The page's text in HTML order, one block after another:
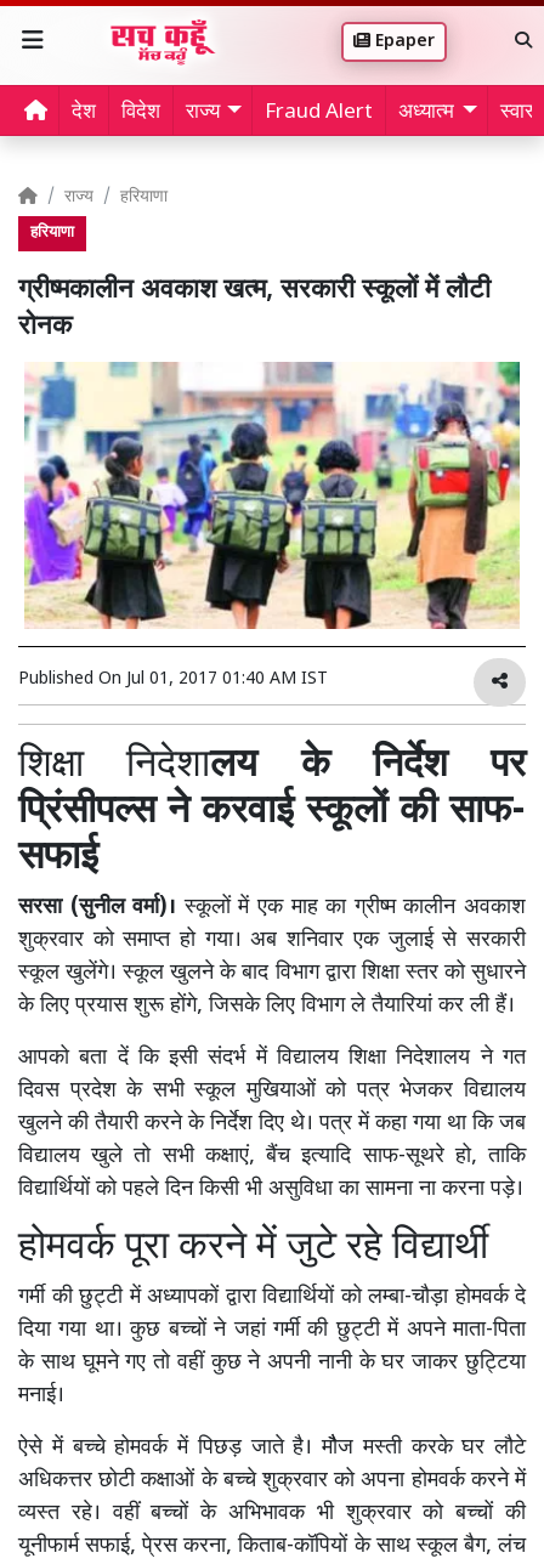
Epaper
देश विदेश राज्य Fraud Alert अध्यात्म
राज्य हरियाणा
हरियाणा
ग्रीष्मकालीन अवकाश खत्म, सरकारी स्कूलों में लौटी
रोनक
Published On Jul 01, 2017 01:40 AM IST
शिक्षा निदेशालय के निर्देश पर
प्रिंसीपल्स ने करवाई स्कूलों की साफ-
सफाई
सरसा (सुनील वर्मा)। स्कूलों में एक माह का ग्रीष्म कालीन अवकाश
शुक्रवार को समाप्त हो गया। अब शनिवार एक जुलाई से सरकारी
स्कूल खुलेंगे। स्कूल खुलने के बाद विभाग द्वारा शिक्षा स्तर को सुधारने
के लिए प्रयास शुरू होंगे, जिसके लिए विभाग ले तैयारियां कर ली हैं।
आपको बता दें कि इसी संदर्भ में विद्यालय शिक्षा निदेशालय ने गत
दिवस प्रदेश के सभी स्कूल मुखियाओं को पत्र भेजकर विद्यालय
खुलने की तैयारी करने के निर्देश दिए थे। पत्र में कहा गया था कि जब
विद्यालय खुले तो सभी कक्षाएं, बैंच इत्यादि साफ-सूथरे हो, ताकि
विद्यार्थियों को पहले दिन किसी भी असुविधा का सामना ना करना पड़े।
होमवर्क पूरा करने में जुटे रहे विद्यार्थी
गर्मी की छुट्टी में अध्यापकों द्वारा विद्यार्थियों को लम्बा-चौड़ा होमवर्क दे
दिया गया था। कुछ बच्चों ने जहां गर्मी की छुट्टी में अपने माता-पिता
के साथ घूमने गए तो वहीं कुछ ने अपनी नानी के घर जाकर छुट्टिया
मनाई।
ऐसे में बच्चे होमवर्क में पिछड़ जाते है। मौैज मस्ती करके घर लौटे
अधिकत्तर छोटी कक्षाओं के बच्चे शुक्रवार को अपना होमवर्क करने में
व्यस्त रहे। वहीं बच्चों के अभिभावक भी शुक्रवार को बच्चों की
यूनीफार्म सफाई, पे्रस करना, किताब-कॉपियों के साथ स्कूल बैग, लंच